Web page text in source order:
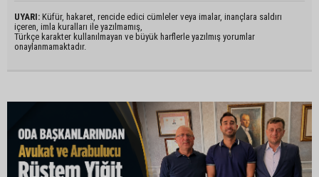
UYARI: Küfür, hakaret, rencide edici cümleler veya imalar, inançlara saldırı
içeren, imla kuralları ile yazılmamış,
Türkçe karakter kullanılmayan ve büyük harflerle yazılmış yorumlar
onaylanmamaktadır.